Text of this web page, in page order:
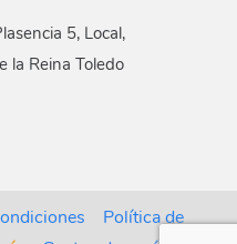
5, Local,
la Reina Toledo
Política de